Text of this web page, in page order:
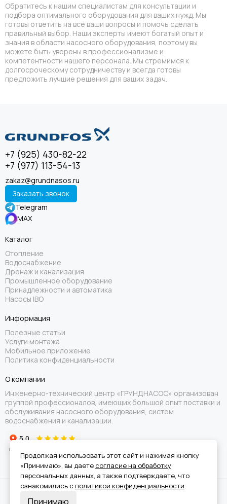
Обратитесь к нашим специалистам для консультации и
подбора оптимального оборудования для ваших нужд. Мы
готовы ответить на все ваши вопросы и помочь сделать
правильный выбор. Наши эксперты имеют богатый опыт и
знания в области насосного оборудования, поэтому вы
можете быть уверены в профессионализме и
компетентности нашего персонала. Мы стремимся к
долгосроческому сотрудничеству и всегда готовы
предложить лучшие решения для ваших задач.
+7 (925) 430-82-22
+7 (977) 113-54-13
zakaz@grundnasos.ru
Заказать звонок
Telegram
MAX
Каталог
Отопление
Водоснабжение
Дренаж и канализация
Промышленное оборудование
Принадлежности и автоматика
Насосы IBO
Информация
Полезные статьи
Услуги монтажа
Мобильное приложение
Политика конфиденциальности
О компании
Инженерно-технический центр «ГРУНДНАСОС» организован
группой профессионалов, имеющих большой опыт поставки и
обслуживания насосного оборудования, систем
водоснабжения и канализации.
Продолжая использовать этот сайт и нажимая кнопку
«Принимаю», вы даете согласие на обработку
персональных данных, а также подтверждаете, что
ознакомились с политикой конфиденциальности.
Принимаю